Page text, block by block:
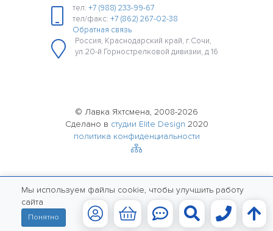
тел: +7 (988) 233-99-67
тел/факс: +7 (862) 267-02-38
Обратная связь
Россия, Краснодарский край, г.Сочи,
ул.20-й Горнострелковой дивизии, д 16
© Лавка Яхтсмена, 2008-2026
Сделано в студии Elite Design 2020
политика конфиденциальности
Мы используем файлы cookie, чтобы улучшить работу
сайта
Понятно